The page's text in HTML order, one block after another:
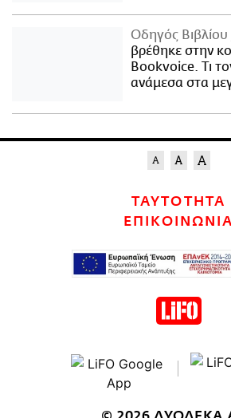
Οδηγός Βιβλίου
βρέθηκε στην
Bookvoice. Τι
ανάμεσα στα
ΤΑΥΤΟΤΗΤΑ
ΕΠΙΚΟΙΝΩΝΙΑ